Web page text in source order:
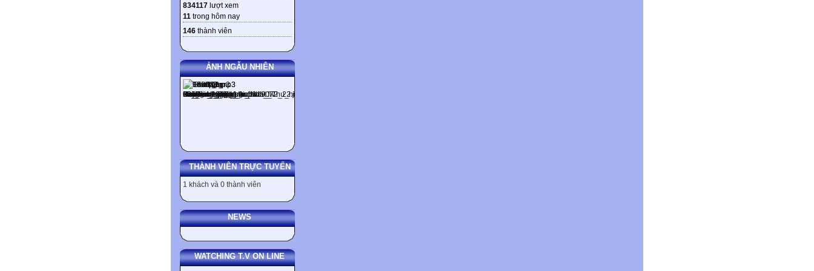
834117 lượt xem
11 trong hôm nay
146 thành viên
ẢNH NGẪU NHIÊN
THÀNH VIÊN TRỰC TUYẾN
1 khách và 0 thành viên
NEWS
WATCHING T.V ON LINE